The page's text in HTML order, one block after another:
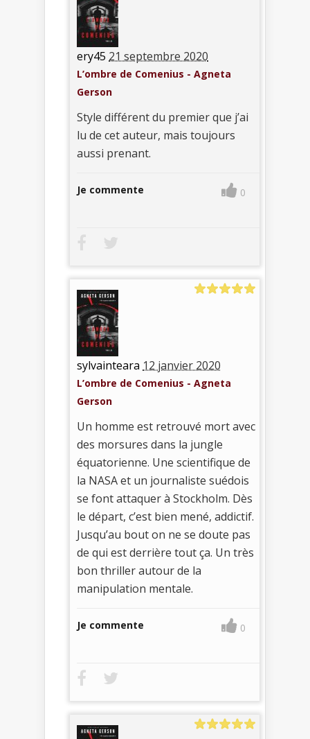
ery45 21 septembre 2020
L’ombre de Comenius - Agneta
Gerson
Style différent du premier que j’ai
lu de cet auteur, mais toujours
aussi prenant.
Je commente 0
sylvainteara 12 janvier 2020
L’ombre de Comenius - Agneta
Gerson
Un homme est retrouvé mort avec
des morsures dans la jungle
équatorienne. Une scientifique de
la NASA et un journaliste suédois
se font attaquer à Stockholm. Dès
le départ, c’est bien mené, addictif.
Jusqu’au bout on ne se doute pas
de qui est derrière tout ça. Un très
bon thriller autour de la
manipulation mentale.
Je commente 0